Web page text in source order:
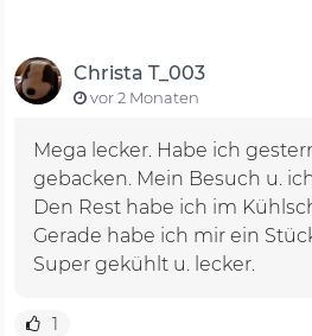
Christa T_003
vor 2 Monaten
Mega lecker. Habe ich
gebacken. Mein Besuch u.
Den Rest habe ich im
Gerade habe ich mir ein
Super gekühlt u. lecker.
1